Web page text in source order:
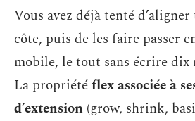
Vous avez déjà tenté
côte, puis de les faire passer
mobile, le tout sans écrire dix
La propriétéflex associée à
d’extension (grow, shrink,